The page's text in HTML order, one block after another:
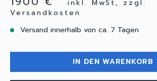
inkl. MwSt, zzgl.
Versandkosten
Versand innerhalb von ca. 7 Tagen
IN DEN WARENKORB